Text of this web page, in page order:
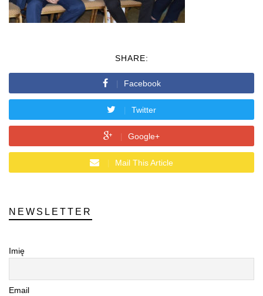
SHARE:
Facebook
Twitter
Google+
Mail This Article
NEWSLETTER
Imię
Email